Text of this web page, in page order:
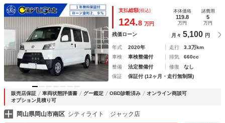
ックモニター・スマートアシスト・アイドリングストップ・コ
ーナーセンサー・両側スライドドア・ＬＥＤオートライト・電
格ミラー・ＥＴＣ
支払総額(税込)
124.8 万円
本体価格
119.8
万円
諸費用
5
万円
残価ローン 月々 5,100 円
年式 2020年 走行
3.3万km
車検
車検整備付 排気
660cc
整備
法定整備付 修復
なし
保証
保証付 (12ヶ月・走行無制限)
販売店保証 車両状態評価書 グー鑑定 OBD診断済み
オンライン商談可
オプション見積り可
岡山県岡山市南区 シティライト ジャック店